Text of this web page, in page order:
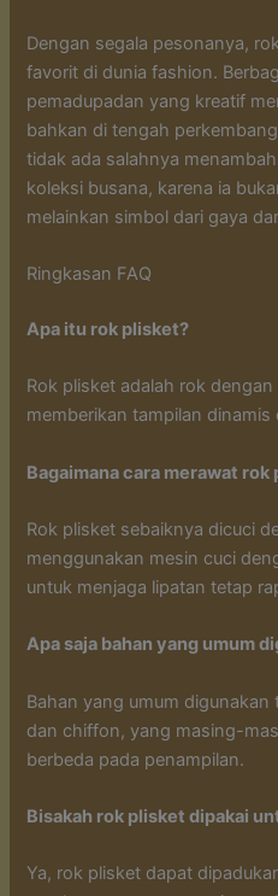
Dengan segala pesonanya,
favorit di dunia fashion.
pemadupadan yang kreatif
bahkan di tengah
tidak ada salahnya
koleksi busana, karena ia
melainkan simbol dari gaya
Ringkasan FAQ
Apa itu rok plisket?
Rok plisket adalah rok
memberikan tampilan dinamis
Bagaimana cara merawat rok
Rok plisket sebaiknya dicuci
menggunakan mesin cuci
untuk menjaga lipatan tetap
Apa saja bahan yang umum
Bahan yang umum
dan chiffon, yang masing-
berbeda pada penampilan.
Bisakah rok plisket dipakai
Ya, rok plisket dapat